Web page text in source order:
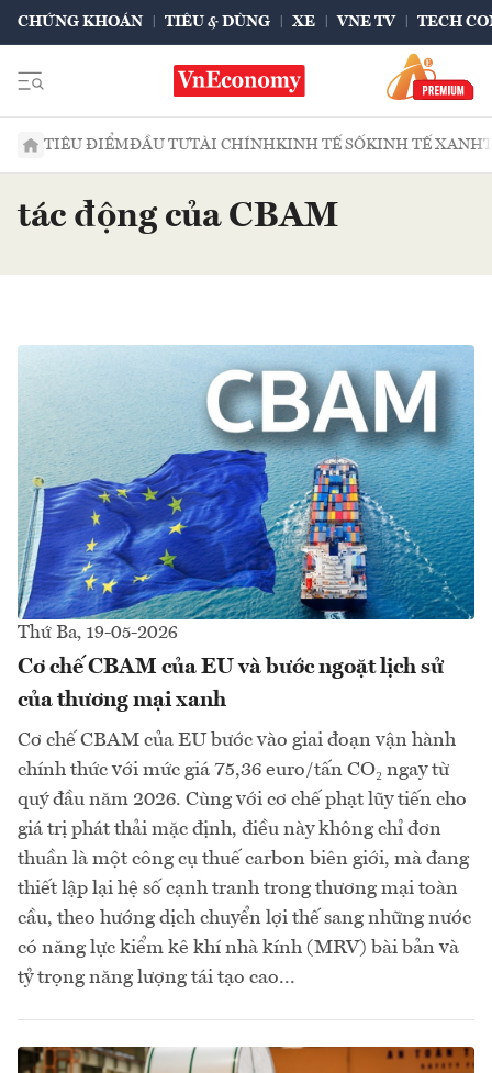
CHỨNG KHOÁN TIÊU & DÙNG XE VNE TV TECH
TIÊU ĐIỂMĐẦU TƯTÀI CHÍNHKINH TẾ SỐKINH TẾ XANH
tác động của CBAM
Thứ Ba, 19-05-2026
Cơ chế CBAM của EU và bước ngoặt lịch sử
của thương mại xanh
Cơ chế CBAM của EU bước vào giai đoạn vận hành
chính thức với mức giá 75,36 euro/tấn CO₂ ngay từ
quý đầu năm 2026. Cùng với cơ chế phạt lũy tiến cho
giá trị phát thải mặc định, điều này không chỉ đơn
thuần là một công cụ thuế carbon biên giới, mà đang
thiết lập lại hệ số cạnh tranh trong thương mại toàn
cầu, theo hướng dịch chuyển lợi thế sang những nước
có năng lực kiểm kê khí nhà kính (MRV) bài bản và
tỷ trọng năng lượng tái tạo cao...